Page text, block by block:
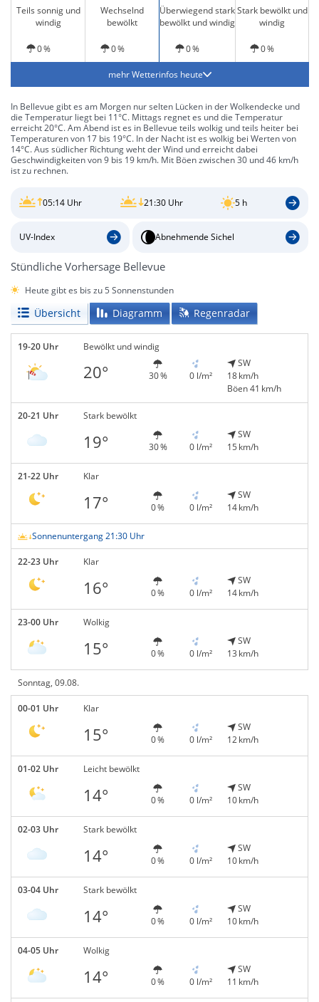
Teils sonnig und
windig
Wechselnd
bewölkt
Überwiegend stark
bewölkt und windig
Stark bewölkt und
windig
0 % 0 % 0 % 0 %
mehr Wetterinfos heute
In Bellevue gibt es am Morgen nur selten Lücken in der Wolkendecke und
die Temperatur liegt bei 11°C. Mittags regnet es und die Temperatur
erreicht 20°C. Am Abend ist es in Bellevue teils wolkig und teils heiter bei
Temperaturen von 17 bis 19°C. In der Nacht ist es wolkig bei Werten von
14°C. Aus südlicher Richtung weht der Wind und erreicht dabei
Geschwindigkeiten von 9 bis 19 km/h. Mit Böen zwischen 30 und 46 km/h
ist zu rechnen.
05:14 Uhr 21:30 Uhr 5 h
UV-Index Abnehmende Sichel
Stündliche Vorhersage Bellevue
Heute gibt es bis zu 5 Sonnenstunden
Übersicht Diagramm Regenradar
19-20 Uhr Bewölkt und windig
20° 30 % 0 l/m²
SW
18 km/h
Böen 41 km/h
20-21 Uhr Stark bewölkt
19° 30 % 0 l/m²
SW
15 km/h
21-22 Uhr Klar
17° 0 % 0 l/m²
SW
14 km/h
Sonnenuntergang 21:30 Uhr
22-23 Uhr Klar
16° 0 % 0 l/m²
SW
14 km/h
23-00 Uhr Wolkig
15° 0 % 0 l/m²
SW
13 km/h
Sonntag, 09.08.
00-01 Uhr Klar
15° 0 % 0 l/m²
SW
12 km/h
01-02 Uhr Leicht bewölkt
14° 0 % 0 l/m²
SW
10 km/h
02-03 Uhr Stark bewölkt
14° 0 % 0 l/m²
SW
10 km/h
03-04 Uhr Stark bewölkt
14° 0 % 0 l/m²
SW
10 km/h
04-05 Uhr Wolkig
14° 0 % 0 l/m²
SW
11 km/h